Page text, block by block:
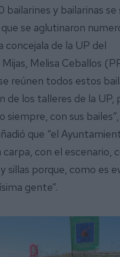
bailarines y bailarinas se
se aglutinaron
concejala de la UP del
Melisa Ceballos
reúnen todos estos
de los talleres de la UP,
siempre, con sus bailes”,
que “el
con el escenario,
sillas porque, como es
gente”.